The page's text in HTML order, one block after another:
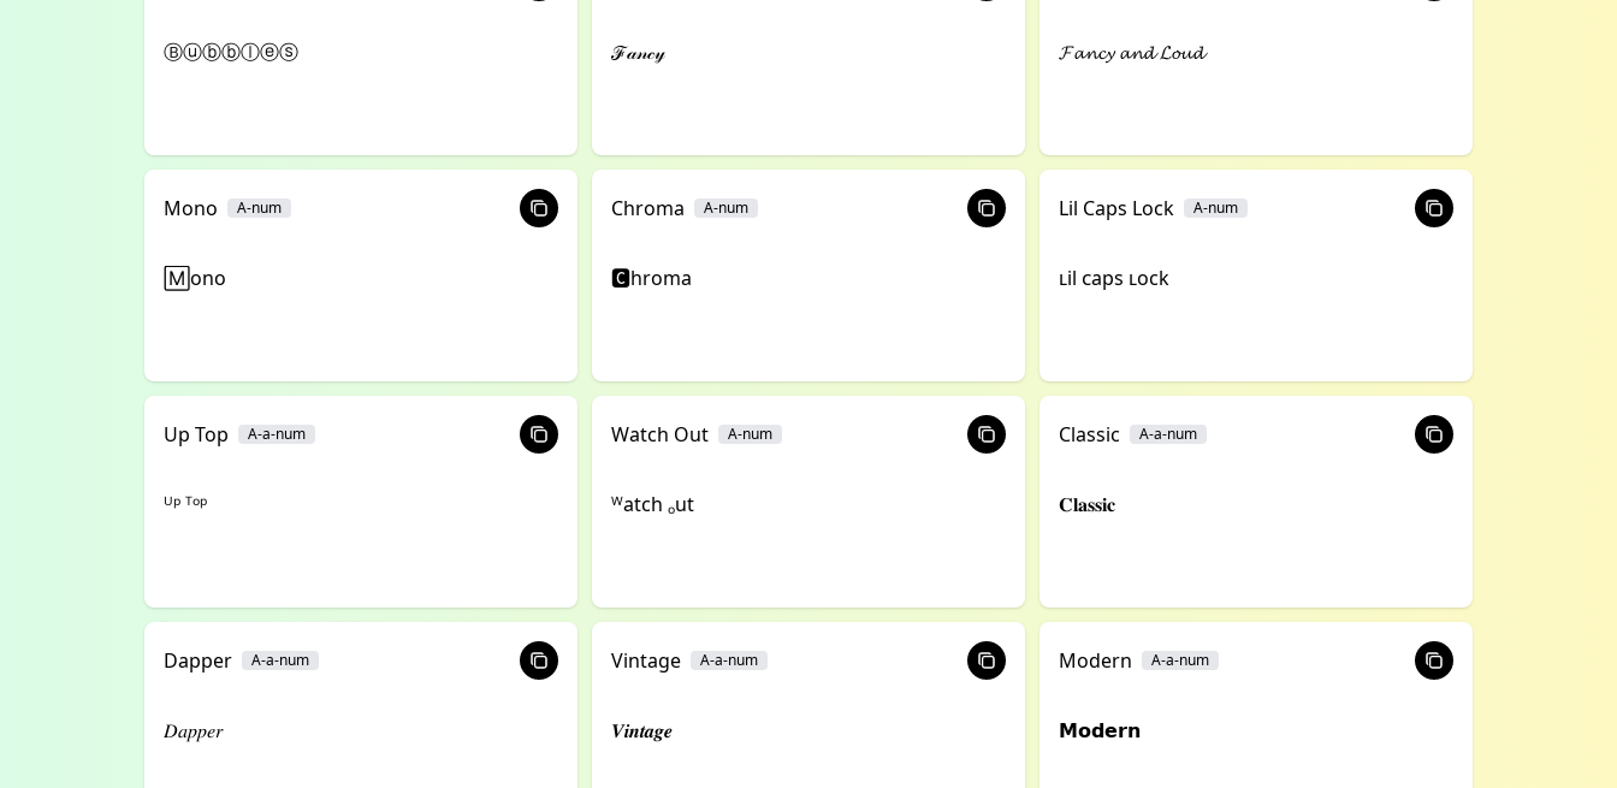
Ⓑⓤⓑⓑⓛⓔⓢ ℱ𝒶𝓃𝒸𝓎 𝓕𝓪𝓷𝓬𝔂 𝓪𝓷𝓭 𝓛𝓸𝓾𝓭
Mono A-num
🄼ono
Chroma A-num
🅲hroma
Lil Caps Lock A-num
ʟil ᴄaps ʟock
Up Top A-a-num
ᵁᵖ ᵀᵒᵖ
Watch Out A-num
ᵂatch ₒut
Classic A-a-num
𝐂𝐥𝐚𝐬𝐬𝐢𝐜
Dapper A-a-num
𝐷𝑎𝑝𝑝𝑒𝑟
Vintage A-a-num
𝑽𝒊𝒏𝒕𝒂𝒈𝒆
Modern A-a-num
𝗠𝗼𝗱𝗲𝗿𝗻